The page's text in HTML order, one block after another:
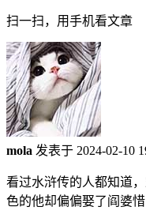
扫一扫，用手机看文章
mola 发表于 2024-02-10
看过水浒传的人都知道
色的他却偏偏娶了阎婆